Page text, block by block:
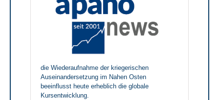
die Wiederaufnahme der kriegerischen
Auseinandersetzung im Nahen Osten
beeinflusst heute erheblich die globale
Kursentwicklung.